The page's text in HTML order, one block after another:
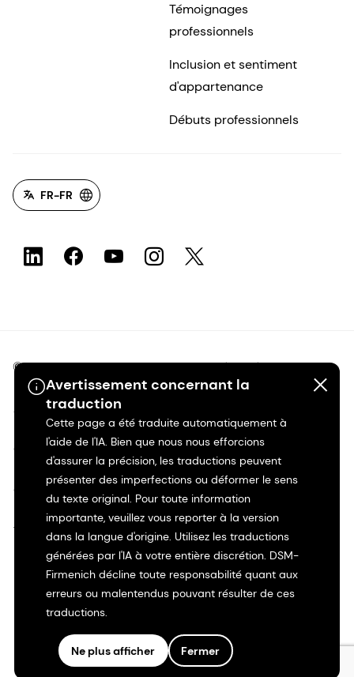
Avertissement concernant la
traduction
Cette page a été traduite automatiquement à
l'aide de l'IA. Bien que nous nous efforcions
d'assurer la précision, les traductions peuvent
présenter des imperfections ou déformer le sens
du texte original. Pour toute information
importante, veuillez vous reporter à la version
dans la langue d'origine. Utilisez les traductions
générées par l'IA à votre entière discrétion. DSM-
Firmenich décline toute responsabilité quant aux
erreurs ou malentendus pouvant résulter de ces
traductions.
Ne plus afficher Fermer
Témoignages
professionnels
Inclusion et sentiment
d'appartenance
Débuts professionnels
FR-FR
©2026 dsm-firmenich. Tous droits réservés.
Avis de confidentialité
Conditions d'utilisation
Conditions d'utilisation
Transparence en Californie
Déclaration d'accessibilité
Informations juridiques
Plan du site